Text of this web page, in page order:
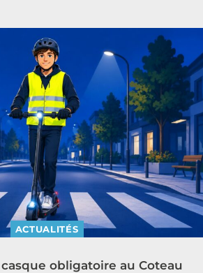
ACTUALITÉS
obligatoire au Coteau